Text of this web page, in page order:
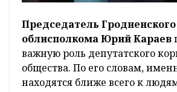
Председатель Гродненского
облисполкома Юрий Караев
важную роль депутатского
общества. По его словам,
находятся ближе всего к